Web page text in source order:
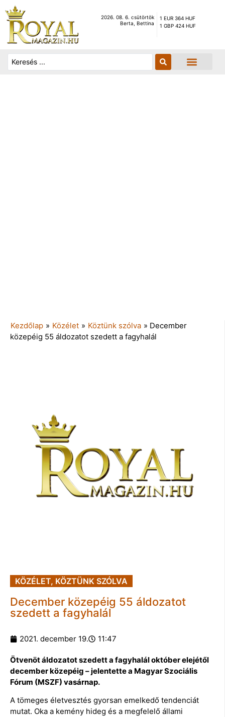
2026. 08. 6. csütörtök
Berta, Bettina
1 EUR 364 HUF
1 GBP 424 HUF
Kezdőlap » Közélet » Köztünk szólva » December
közepéig 55 áldozatot szedett a fagyhalál
KÖZÉLET, KÖZTÜNK SZÓLVA
December közepéig 55 áldozatot
szedett a fagyhalál
2021. december 19. 11:47
Ötvenöt áldozatot szedett a fagyhalál október elejétől
december közepéig – jelentette a Magyar Szociális
Fórum (MSZF) vasárnap.
A tömeges életvesztés gyorsan emelkedő tendenciát
mutat. Oka a kemény hideg és a megfelelő állami